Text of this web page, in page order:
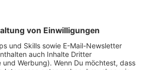
Nico Santos hat einen